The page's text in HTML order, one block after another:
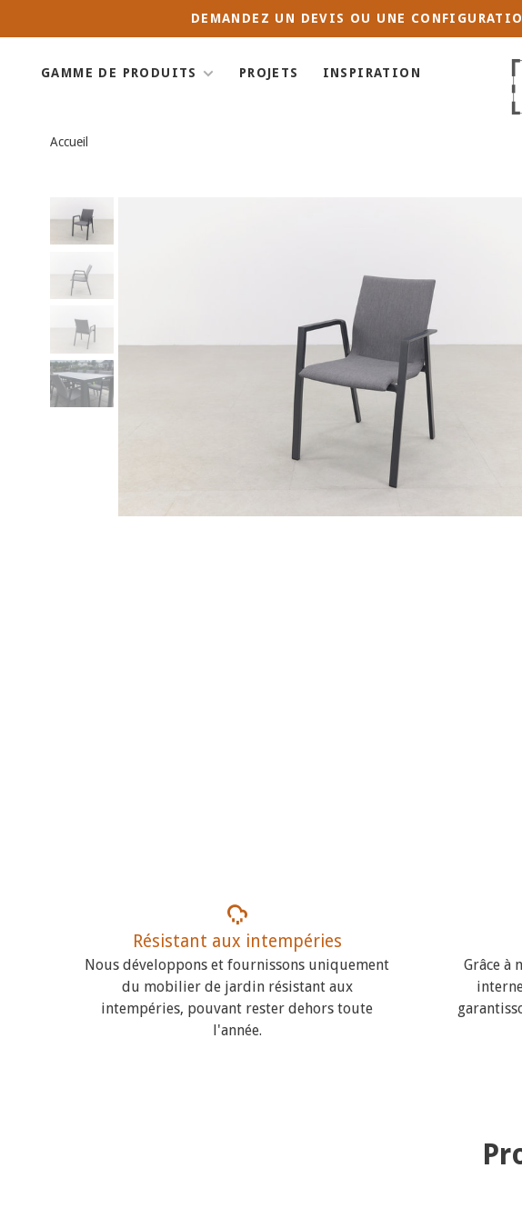
DEMANDEZ UN DEVIS OU UNE
GAMME DE PRODUITS PROJETS INSPIRATION
Accueil
Résistant aux intempéries
Nous développons et fournissons uniquement
du mobilier de jardin résistant aux
intempéries, pouvant rester dehors toute
l'année.
Grâce à